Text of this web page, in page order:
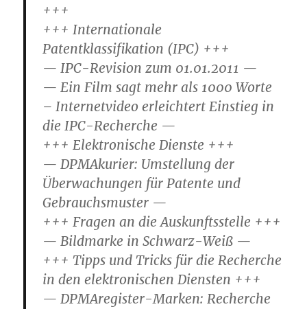
+++
+++ Internationale
Patentklassifikation (IPC) +++
— IPC-Revision zum 01.01.2011 —
— Ein Film sagt mehr als 1000 Worte
– Internetvideo erleichtert Einstieg in
die IPC-Recherche —
+++ Elektronische Dienste +++
— DPMAkurier: Umstellung der
Überwachungen für Patente und
Gebrauchsmuster —
+++ Fragen an die Auskunftsstelle +++
— Bildmarke in Schwarz-Weiß —
+++ Tipps und Tricks für die Recherche
in den elektronischen Diensten +++
— DPMAregister-Marken: Recherche